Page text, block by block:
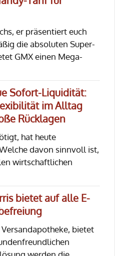
er präsentiert euch
die absoluten Super-
GMX einen Mega-
Sofort-Liquidität:
im Alltag
Rücklagen
hat heute
davon sinnvoll ist,
wirtschaftlichen
bietet auf alle E-
bietet